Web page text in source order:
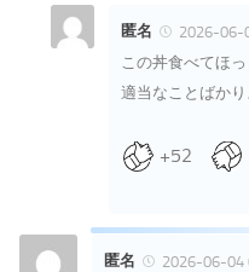
匿名
2026-06-
この丼食べてほ
適当なことばかり
+52
匿名
2026-06-04